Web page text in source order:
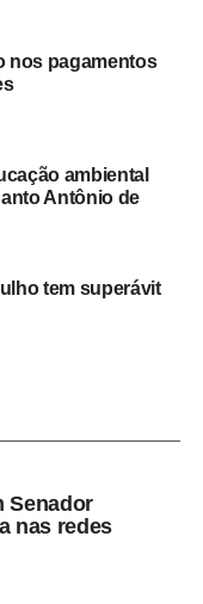
agradeceu a
e destacou a
ao
concurso histórico,
deu para
e segurança,
declarou o
da
os candidatos.
nos pagamentos
ambiental
Antônio de
tem superávit
Senador
nas redes